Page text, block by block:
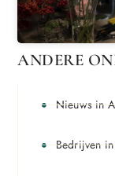
ANDERE
Nieuws in
Bedrijven